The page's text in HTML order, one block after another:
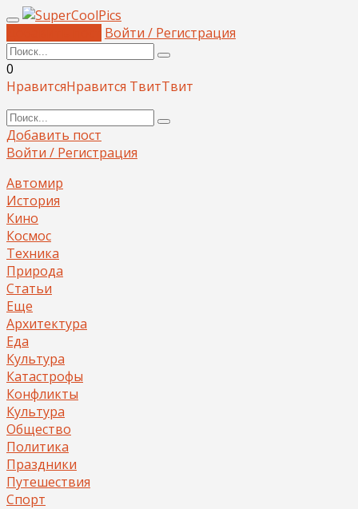
Войти / Регистрация
0
НравитсяНравится ТвитТвит
Добавить пост
Войти / Регистрация
Автомир
История
Кино
Космос
Техника
Природа
Статьи
Еще
Архитектура
Еда
Культура
Катастрофы
Конфликты
Культура
Общество
Политика
Праздники
Путешествия
Спорт